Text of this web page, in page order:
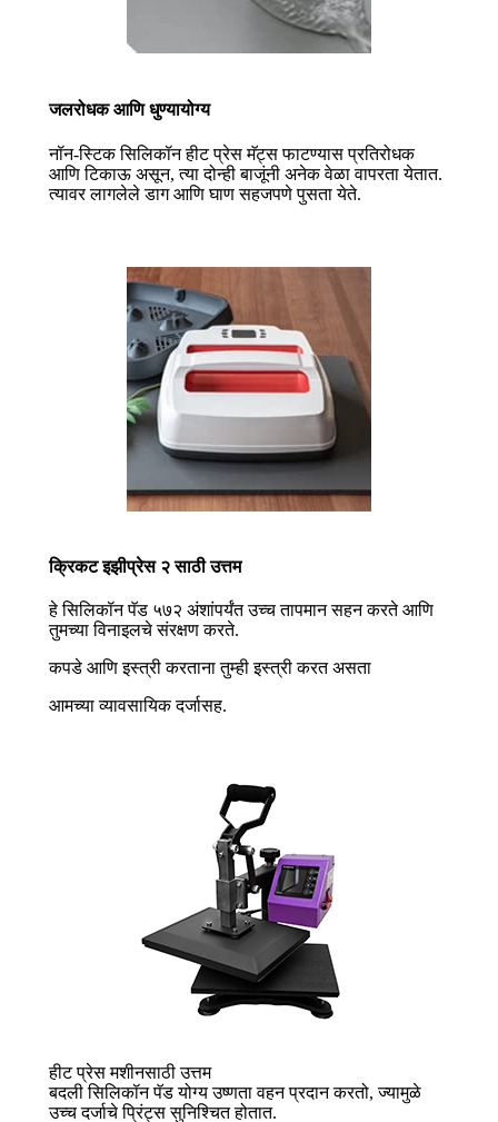
जलरोधक आणि धुण्यायोग्य
नॉन-स्टिक सिलिकॉन हीट प्रेस मॅट्स फाटण्यास प्रतिरोधक
आणि टिकाऊ असून, त्या दोन्ही बाजूंनी अनेक वेळा वापरता येतात.
त्यावर लागलेले डाग आणि घाण सहजपणे पुसता येते.
क्रिकट इझीप्रेस २ साठी उत्तम
हे सिलिकॉन पॅड ५७२ अंशांपर्यंत उच्च तापमान सहन करते आणि
तुमच्या विनाइलचे संरक्षण करते.
कपडे आणि इस्त्री करताना तुम्ही इस्त्री करत असता
आमच्या व्यावसायिक दर्जासह.
हीट प्रेस मशीनसाठी उत्तम
बदली सिलिकॉन पॅड योग्य उष्णता वहन प्रदान करतो, ज्यामुळे
उच्च दर्जाचे प्रिंट्स सुनिश्चित होतात.